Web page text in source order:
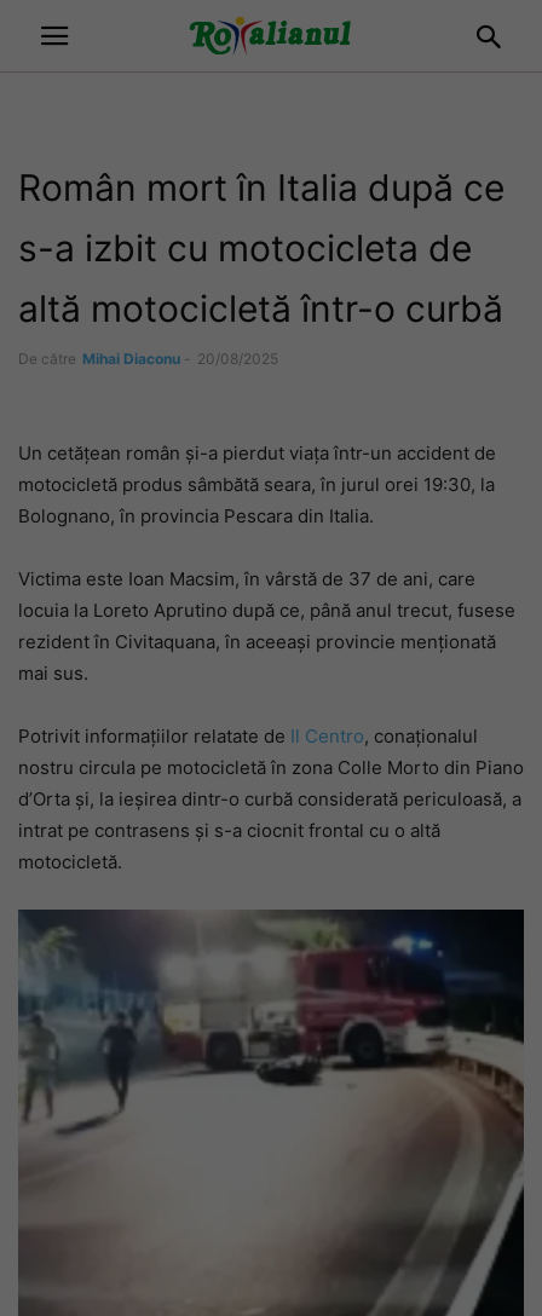
Român mort în Italia după ce
s-a izbit cu motocicleta de
altă motocicletă într-o curbă
De către Mihai Diaconu - 20/08/2025
Un cetățean român și-a pierdut viața într-un accident de
motocicletă produs sâmbătă seara, în jurul orei 19:30, la
Bolognano, în provincia Pescara din Italia.
Victima este Ioan Macsim, în vârstă de 37 de ani, care
locuia la Loreto Aprutino după ce, până anul trecut, fusese
rezident în Civitaquana, în aceeași provincie menționată
mai sus.
Potrivit informațiilor relatate de Il Centro, conaționalul
nostru circula pe motocicletă în zona Colle Morto din Piano
d’Orta și, la ieșirea dintr-o curbă considerată periculoasă, a
intrat pe contrasens și s-a ciocnit frontal cu o altă
motocicletă.